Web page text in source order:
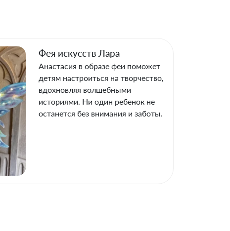
Фея искусств Лара
Анастасия в образе феи поможет
детям настроиться на творчество,
вдохновляя волшебными
историями. Ни один ребенок не
останется без внимания и заботы.